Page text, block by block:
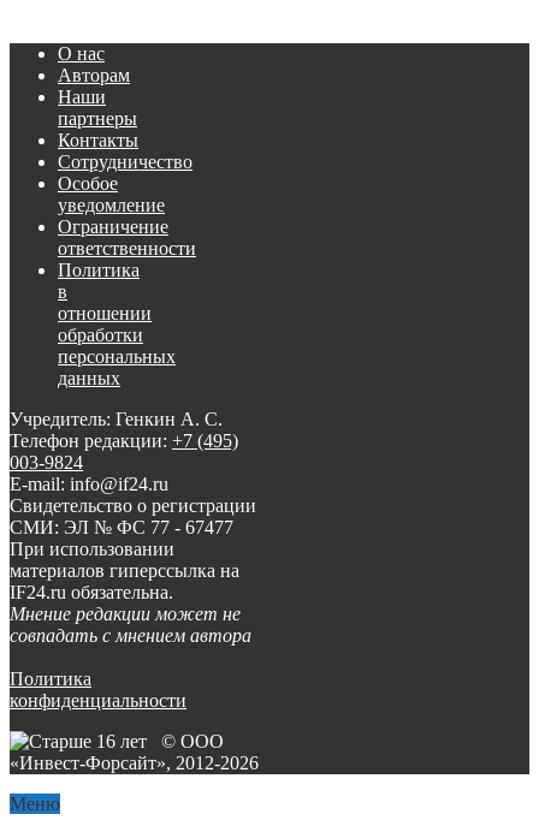
О нас
Авторам
Наши
партнеры
Контакты
Сотрудничество
Особое
уведомление
Ограничение
ответственности
Политика
в
отношении
обработки
персональных
данных
Учредитель: Генкин А. С.
Телефон редакции: +7 (495)
003-9824
E-mail: info@if24.ru
Свидетельство о регистрации
СМИ: ЭЛ № ФС 77 - 67477
При использовании
материалов гиперссылка на
IF24.ru обязательна.
Мнение редакции может не
совпадать с мнением автора
Политика
конфиденциальности
© ООО
«Инвест-Форсайт», 2012-2026
Меню